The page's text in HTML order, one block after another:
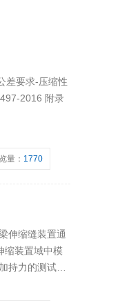
量： 1770
缩装置域中模
持力的测试，